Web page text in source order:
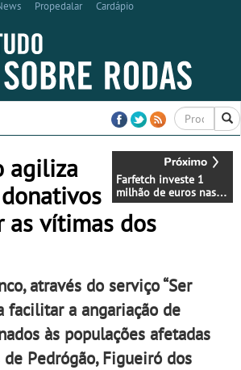
Propedalar Cardápio
Farfetch investe 1
milhão de euros nas
novas instalações em
Lisboa
agiliza
as vítimas dos
através do serviço “Ser
facilitar a angariação de
às populações afetadas
Pedrógão, Figueiró dos